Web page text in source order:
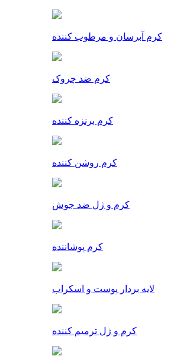
کرم آبرسان و مرطوب کننده
کرم ضد چروک
کرم برنزه کننده
کرم روشن کننده
کرم و ژل ضد جوش
کرم پوشاننده
لایه بردار پوست و اسکراب
کرم و ژل ترمیم کننده